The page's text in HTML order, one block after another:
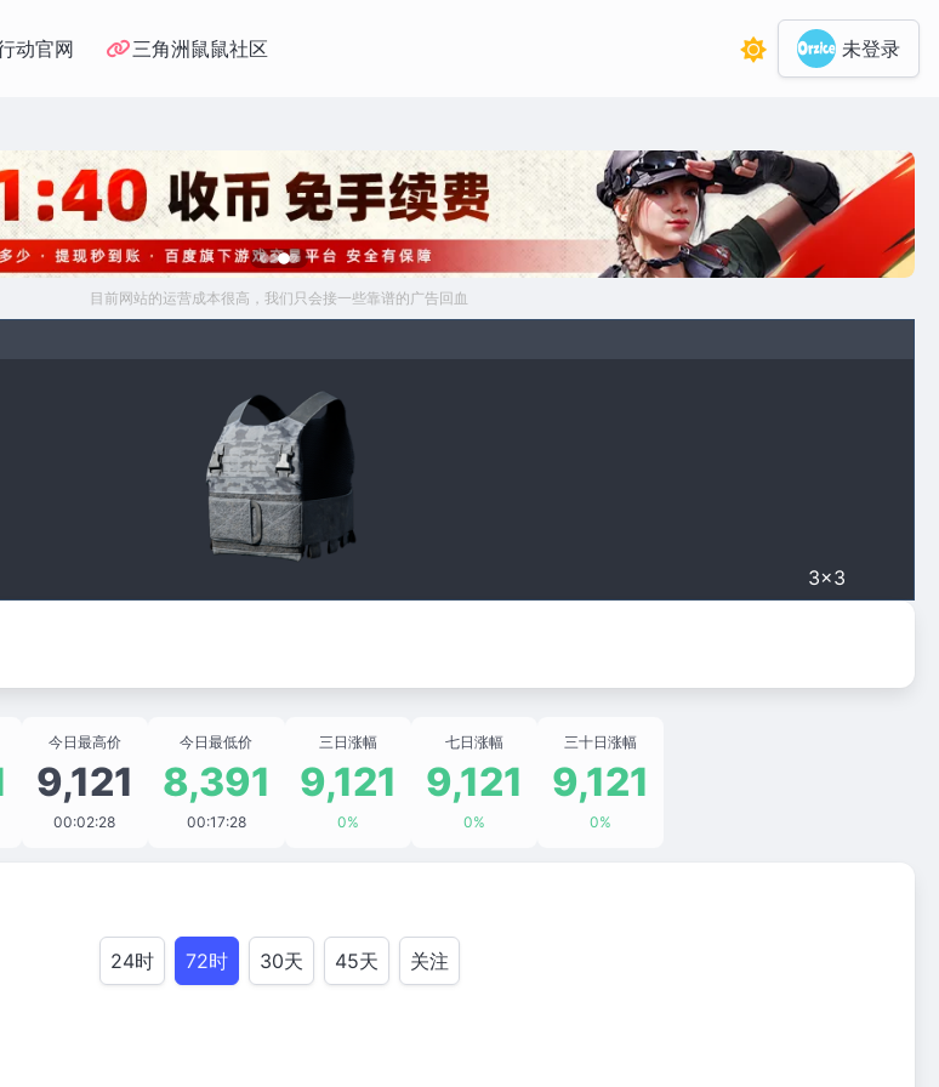
动官网 三角洲鼠鼠社区 未登录
目前网站的运营成本很高，我们只会接一些靠谱的广告回血
3×3
今日最高价
9,121
00:02:28
今日最低价
8,391
00:17:28
三日涨幅
9,121
0%
七日涨幅
9,121
0%
三十日涨幅
9,121
0%
24时 72时 30天 45天 关注